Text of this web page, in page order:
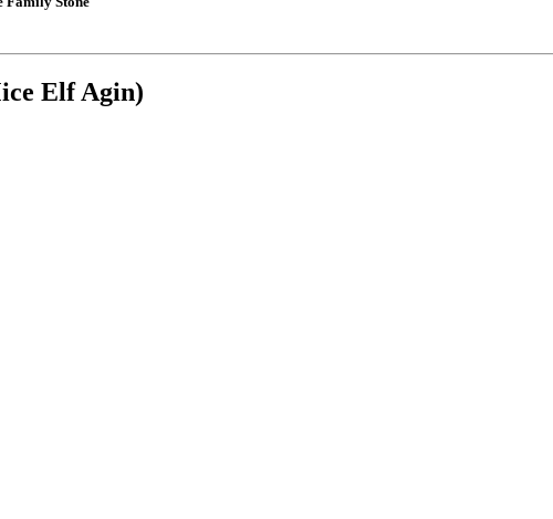
Elf Agin)